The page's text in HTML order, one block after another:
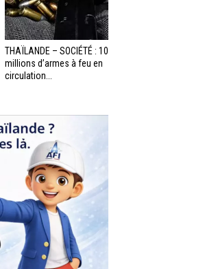
THAÏLANDE – SOCIÉTÉ : 10
millions d’armes à feu en
circulation...